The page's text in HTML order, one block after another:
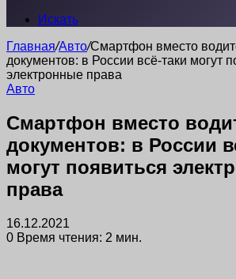
Искать
Главная/Авто/Смартфон вместо
документов: в России всё-таки могут
электронные права
Авто
Смартфон вместо
документов: в России
могут появиться
права
16.12.2021
0 Время чтения: 2 мин.